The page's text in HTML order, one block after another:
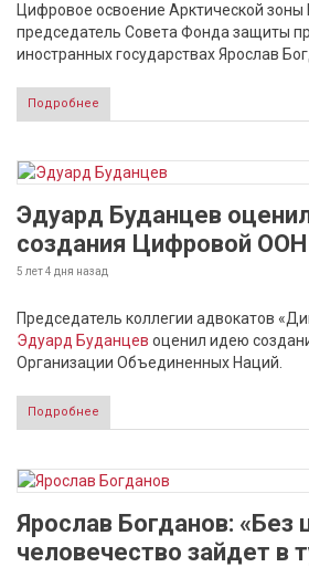
Цифровое освоение Арктической
председатель Совета Фонда защиты
иностранных государствах Ярослав
Подробнее
Эдуард Буданцев
создания Цифровой ООН
5 лет 4 дня назад
Председатель коллегии адвокатов
Эдуард Буданцев оценил идею
Организации Объединенных Наций.
Подробнее
Ярослав Богданов:
человечество зайдет в